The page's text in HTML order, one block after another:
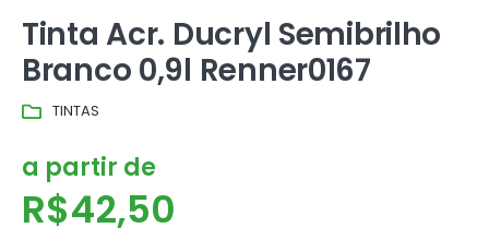
Tinta Acr. Ducryl Semibrilho
Branco 0,9l Renner0167
TINTAS
a partir de
R$42,50